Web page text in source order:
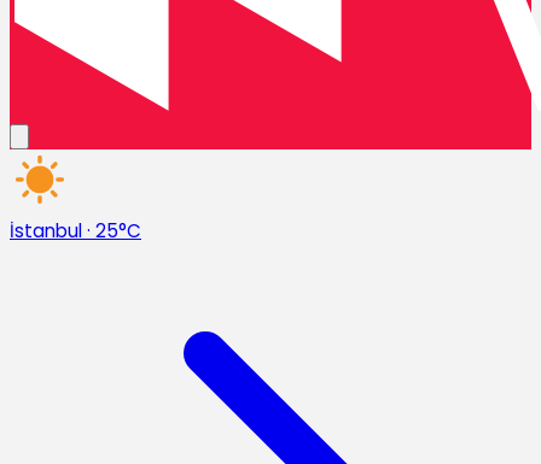
İstanbul· 25°C